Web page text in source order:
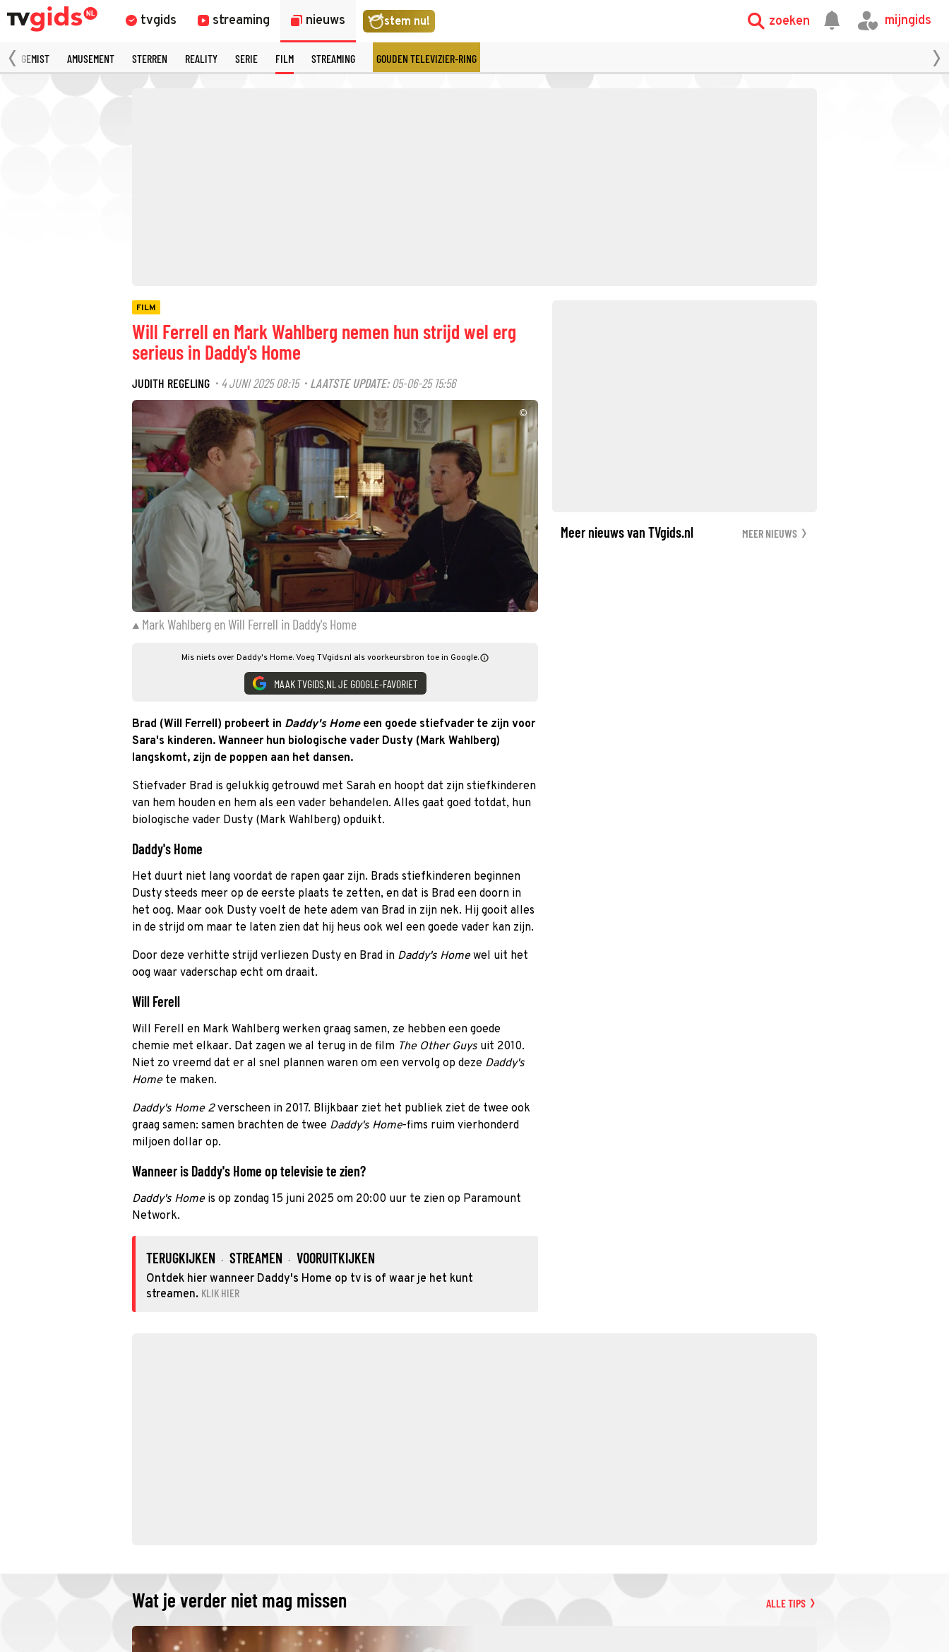
tvgids streaming nieuws stem nu! zoeken mijngids
GEMIST AMUSEMENT STERREN REALITY SERIE FILM STREAMING GOUDEN TELEVIZIER-RING
FILM
Will Ferrell en Mark Wahlberg nemen hun strijd wel erg
serieus in Daddy's Home
JUDITH REGELING · 4 JUNI 2025 08:15· LAATSTE UPDATE: 05-06-25 15:56
©
Mark Wahlberg en Will Ferrell in Daddy's Home
Mis niets over Daddy's Home. Voeg TVgids.nl als voorkeursbron toe in Google.
MAAK TVGIDS.NL JE GOOGLE-FAVORIET
Brad (Will Ferrell) probeert in Daddy's Homeeen goede stiefvader te zijn voor
Sara's kinderen. Wanneer hun biologische vader Dusty (Mark Wahlberg)
langskomt, zijn de poppen aan het dansen.
Stiefvader Brad is gelukkig getrouwd met Sarah en hoopt dat zijn stiefkinderen
van hem houden en hem als een vader behandelen. Alles gaat goed totdat, hun
biologische vader Dusty (Mark Wahlberg) opduikt.
Daddy's Home
Het duurt niet lang voordat de rapen gaar zijn. Brads stiefkinderen beginnen
Dusty steeds meer op de eerste plaats te zetten, en dat is Brad een doorn in
het oog. Maar ook Dusty voelt de hete adem van Brad in zijn nek. Hij gooit alles
in de strijd om maar te laten zien dat hij heus ook wel een goede vader kan zijn.
Door deze verhitte strijd verliezen Dusty en Brad in Daddy's Homewel uit het
oog waar vaderschap echt om draait.
Will Ferell
Will Ferell en Mark Wahlberg werken graag samen, ze hebben een goede
chemie met elkaar. Dat zagen we al terug in de film The Other Guys uit 2010.
Niet zo vreemd dat er al snel plannen waren om een vervolg op deze Daddy's
Homete maken.
Daddy's Home 2verscheen in 2017. Blijkbaar ziet het publiek ziet de twee ook
graag samen: samen brachten de twee Daddy's Home-fims ruim vierhonderd
miljoen dollar op.
Wanneer is Daddy's Home op televisie te zien?
Daddy's Homeis op zondag 15 juni 2025 om 20:00 uur te zien op Paramount
Network.
TERUGKIJKEN · STREAMEN · VOORUITKIJKEN
Ontdek hier wanneer Daddy's Home op tv is of waar je het kunt
streamen. KLIK HIER
Meer nieuws van TVgids.nl MEER NIEUWS
Wat je verder niet mag missen ALLE TIPS